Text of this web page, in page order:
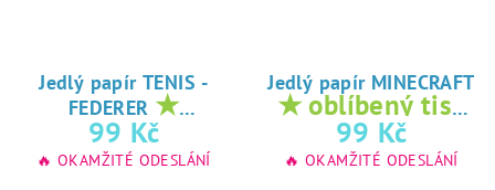
Jedlý papír TENIS -
FEDERER ★
oblíbený tisk na
jedlý papír
99 Kč
🔥 OKAMŽITÉ ODESLÁNÍ
Jedlý papír MINECRAFT
★ oblíbený tisk
na jedlý papír
99 Kč
🔥 OKAMŽITÉ ODESLÁNÍ